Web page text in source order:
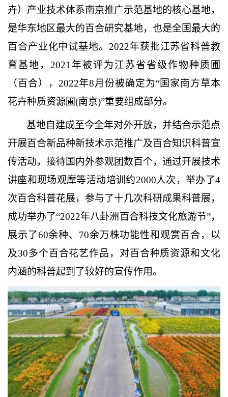
卉）产业技术体系南京推广示范基地的核心基地，
是华东地区最大的百合研究基地，也是全国最大的
百合产业化中试基地。2022年获批江苏省科普教
育基地，2021年被评为江苏省省级作物种质圃
（百合），2022年8月份被确定为“国家南方草本
花卉种质资源圃(南京)”重要组成部分。
基地自建成至今全年对外开放，并结合示范点
开展百合新品种新技术示范推广及百合知识科普宣
传活动，接待国内外参观团数百个，通过开展技术
讲座和现场观摩等活动培训约2000人次，举办了4
次百合科普花展，参与了十几次科研成果科普展，
成功举办了“2022年八卦洲百合科技文化旅游节”，
展示了60余种、70余万株功能性和观赏百合，以
及30多个百合花艺作品，对百合种质资源和文化
内涵的科普起到了较好的宣传作用。